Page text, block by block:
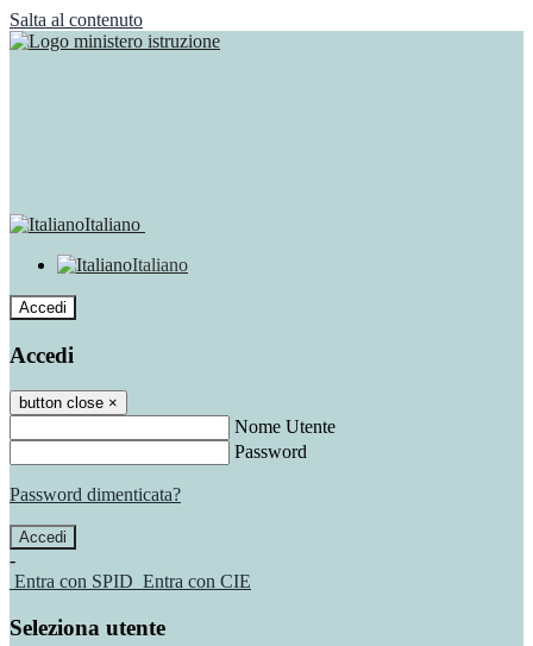
Salta al contenuto
Italiano
Italiano
Accedi
Accedi
button close ×
Nome Utente
Password
Password dimenticata?
-
Entra con SPID Entra con CIE
Seleziona utente